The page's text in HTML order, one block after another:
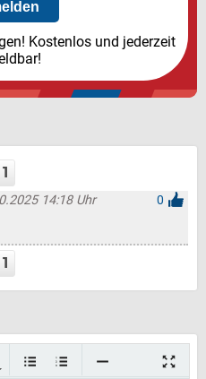
Kostenlos und jederzeit
1
14:18 Uhr
0
1